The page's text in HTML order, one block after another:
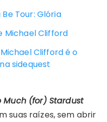
Tour: Glória
Michael Clifford
Clifford é o
sidequest
Much (for) Stardust
suas raízes, sem abrir